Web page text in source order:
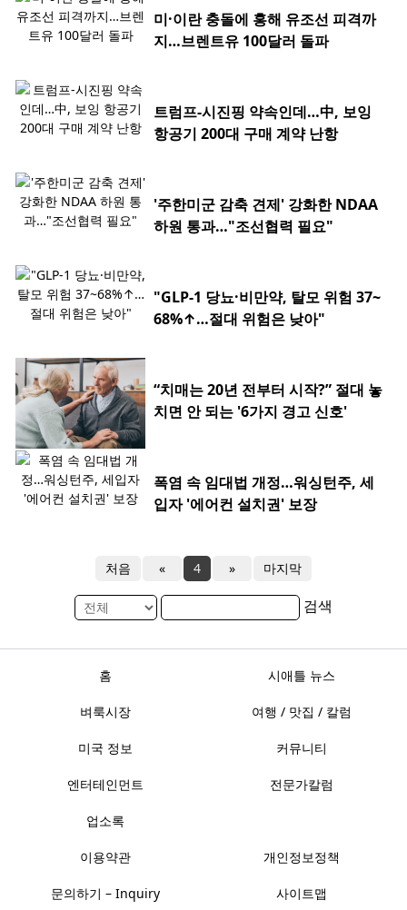
미·이란 충돌에 홍해 유조선 피격까
지…브렌트유 100달러 돌파
트럼프-시진핑 약속인데…中, 보잉
항공기 200대 구매 계약 난항
'주한미군 감축 견제' 강화한 NDAA
하원 통과…"조선협력 필요"
"GLP-1 당뇨·비만약, 탈모 위험 37~
68%↑…절대 위험은 낮아"
“치매는 20년 전부터 시작?” 절대 놓
치면 안 되는 '6가지 경고 신호'
폭염 속 임대법 개정…워싱턴주, 세
입자 '에어컨 설치권' 보장
처음 « 4 » 마지막
검색
홈 시애틀 뉴스
벼룩시장 여행 / 맛집 / 칼럼
미국 정보 커뮤니티
엔터테인먼트 전문가칼럼
업소록
이용약관 개인정보정책
문의하기 – Inquiry 사이트맵